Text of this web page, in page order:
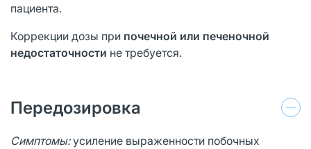
пациента.
Коррекции дозы при почечной или печеночной
недостаточности не требуется.
Передозировка
Симптомы:усиление выраженности побочных